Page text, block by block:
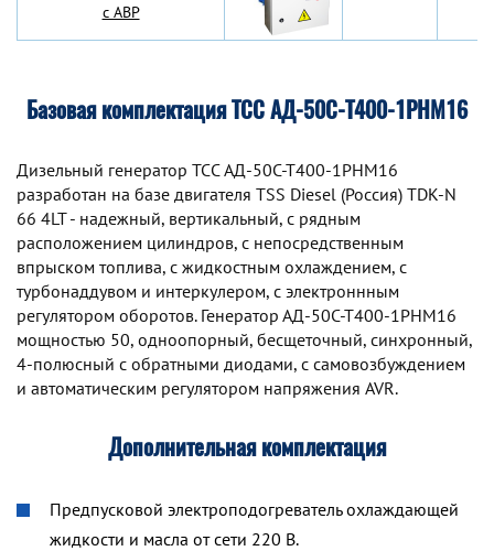
с АВР
Базовая комплектация ТСС АД-50С-Т400-1РНМ16
Дизельный генератор TCC АД-50С-Т400-1РНМ16
разработан на базе двигателя TSS Diesel (Россия) TDK-N
66 4LT - надежный, вертикальный, с рядным
расположением цилиндров, с непосредственным
впрыском топлива, с жидкостным охлаждением, с
турбонаддувом и интеркулером, с электроннным
регулятором оборотов. Генератор АД-50С-Т400-1РНМ16
мощностью 50, одноопорный, бесщеточный, синхронный,
4-полюсный с обратными диодами, с самовозбуждением
и автоматическим регулятором напряжения AVR.
Дополнительная комплектация
Предпусковой электроподогреватель охлаждающей
жидкости и масла от сети 220 В.